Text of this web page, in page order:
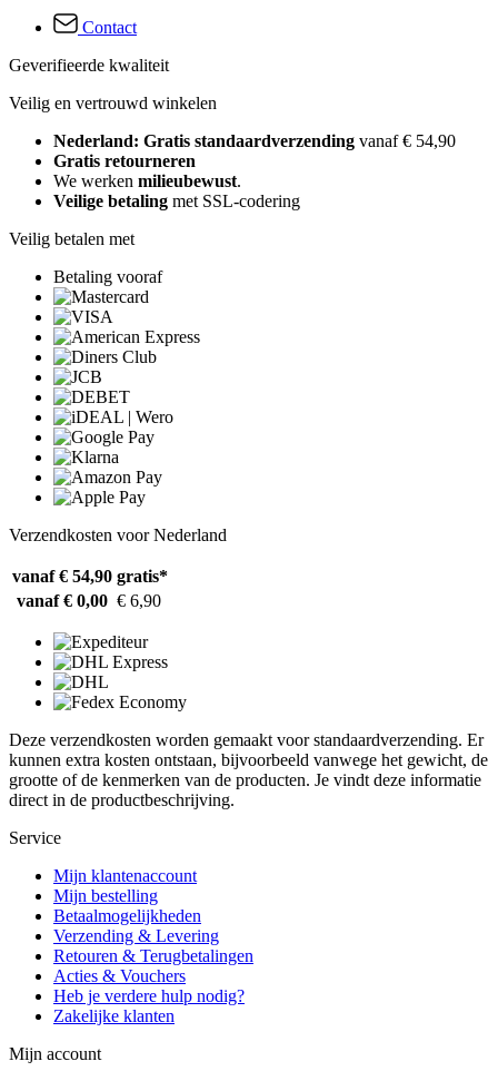
Contact
Geverifieerde kwaliteit
Veilig en vertrouwd winkelen
Nederland: Gratis standaardverzending vanaf € 54,90
Gratis retourneren
We werken milieubewust.
Veilige betaling met SSL-codering
Veilig betalen met
Betaling vooraf
Verzendkosten voor Nederland
vanaf € 54,90 gratis*
vanaf € 0,00 € 6,90
Deze verzendkosten worden gemaakt voor standaardverzending. Er
kunnen extra kosten ontstaan, bijvoorbeeld vanwege het gewicht, de
grootte of de kenmerken van de producten. Je vindt deze informatie
direct in de productbeschrijving.
Service
Mijn klantenaccount
Mijn bestelling
Betaalmogelijkheden
Verzending & Levering
Retouren & Terugbetalingen
Acties & Vouchers
Heb je verdere hulp nodig?
Zakelijke klanten
Mijn account